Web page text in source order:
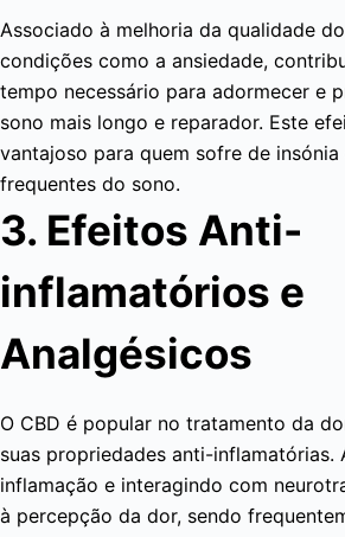
Associado à melhoria da qualidade
condições como a ansiedade,
tempo necessário para adormecer e
sono mais longo e reparador. Este
vantajoso para quem sofre de
frequentes do sono.
3. Efeitos Anti-
inflamatórios e
Analgésicos
O CBD é popular no tratamento da
suas propriedades anti-inflamatórias.
inflamação e interagindo com
à percepção da dor, sendo